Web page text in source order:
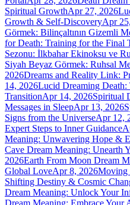
Spiritual GrowthApr 27, 2026
Growth & Self-DiscoveryApr
Görmek: Bilinçaltının Gizemli
for Death: Training for the Final
Sezonu: İlkbahar Ekinoksu ve
Siyah Beyaz Görmek: Ruhsal
2026Dreams and Reality Link:
14, 2026Lucid Dreaming
TransitionApr 14, 2026Spiritual
Messages in SleepApr 13, 2026
Signs from the UniverseApr 12,
Expert Steps to Inner Guidance
Meaning: Unwavering Hope &
Cave Dream Meaning: Unearth
2026Earth From Moon Dream
Global LoveApr 8, 2026Moving
Shifting Destiny & Cosmic
Dream Meaning: Unlock Your